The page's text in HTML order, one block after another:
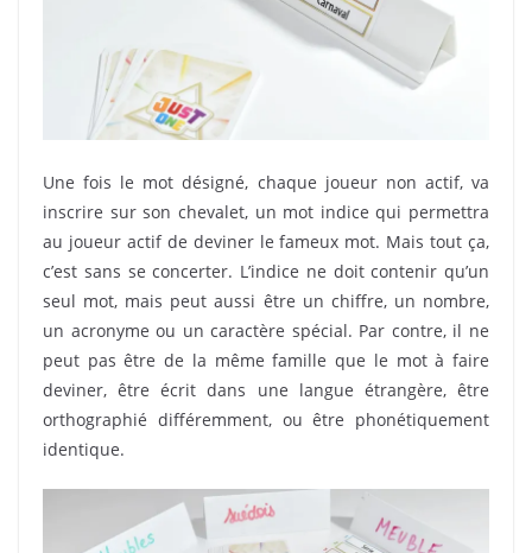
Une fois le mot désigné, chaque joueur non actif, va
inscrire sur son chevalet, un mot indice qui permettra
au joueur actif de deviner le fameux mot. Mais tout ça,
c’est sans se concerter. L’indice ne doit contenir qu’un
seul mot, mais peut aussi être un chiffre, un nombre,
un acronyme ou un caractère spécial. Par contre, il ne
peut pas être de la même famille que le mot à faire
deviner, être écrit dans une langue étrangère, être
orthographié différemment, ou être phonétiquement
identique.